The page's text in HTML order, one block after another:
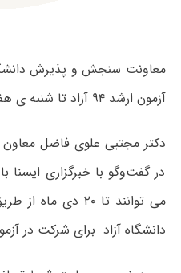
معاونت سنجش و پذیرش
آزمون ارشد ۹۴ آزاد تا شنبه ی هفته آینده ۲۰ دی ماه خبر داد.
دکتر مجتبی علوی فاضل
در گفت‌وگو با خبرگزاری ایسنا
می توانند تا ۲۰
دانشگاه آزاد برای شرکت در